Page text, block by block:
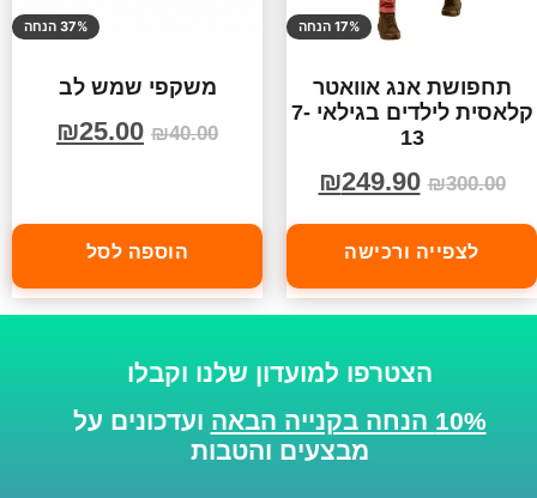
17% הנחה
תחפושת אנג אוואטר
קלאסית לילדים בגילאי 7-
13
₪300.00
₪249.90
לצפייה ורכישה
37% הנחה
משקפי שמש לב
₪40.00
₪25.00
הוספה לסל
הצטרפו למועדון שלנו וקבלו
10% הנחה בקנייה הבאה
ועדכונים על
מבצעים והטבות